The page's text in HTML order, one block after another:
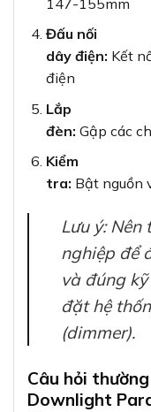
Đấu nối
dây điện: Kết
điện
Lắp
đèn: Gập các
Kiểm
tra: Bật nguồn
Lưu ý: Nên
nghiệp để
và đúng
đặt hệ
(dimmer).
Câu hỏi
Downlight